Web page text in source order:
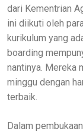
dari Kementrian
ini diikuti oleh
kurikulum yang
boarding
nantinya. Mereka
minggu dengan
terbaik.
Dalam